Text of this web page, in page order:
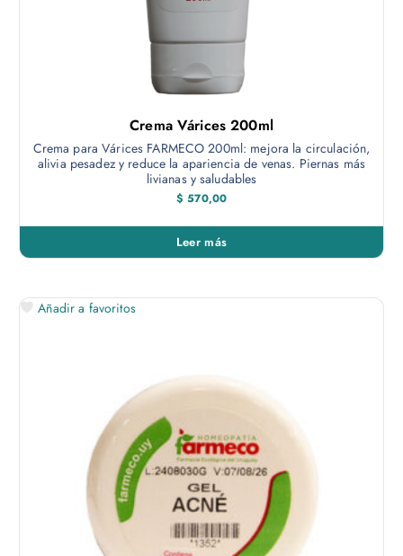
Crema Várices 200ml
Crema para Várices FARMECO 200ml: mejora la circulación,
alivia pesadez y reduce la apariencia de venas. Piernas más
livianas y saludables
$ 570,00
Leer más
Añadir a favoritos